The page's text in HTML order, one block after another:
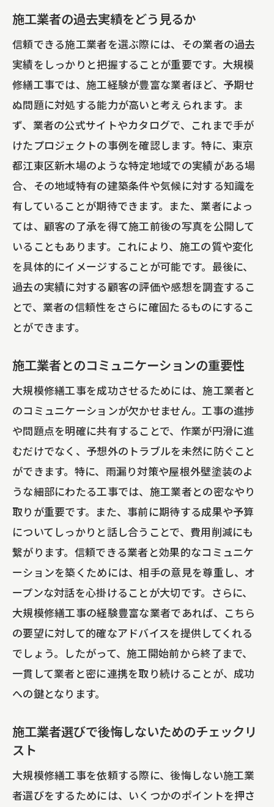
施工業者の過去実績をどう見るか
信頼できる施工業者を選ぶ際には、その業者の過去
実績をしっかりと把握することが重要です。大規模
修繕工事では、施工経験が豊富な業者ほど、予期せ
ぬ問題に対処する能力が高いと考えられます。ま
ず、業者の公式サイトやカタログで、これまで手が
けたプロジェクトの事例を確認します。特に、東京
都江東区新木場のような特定地域での実績がある場
合、その地域特有の建築条件や気候に対する知識を
有していることが期待できます。また、業者によっ
ては、顧客の了承を得て施工前後の写真を公開して
いることもあります。これにより、施工の質や変化
を具体的にイメージすることが可能です。最後に、
過去の実績に対する顧客の評価や感想を調査するこ
とで、業者の信頼性をさらに確固たるものにするこ
とができます。
施工業者とのコミュニケーションの重要性
大規模修繕工事を成功させるためには、施工業者と
のコミュニケーションが欠かせません。工事の進捗
や問題点を明確に共有することで、作業が円滑に進
むだけでなく、予想外のトラブルを未然に防ぐこと
ができます。特に、雨漏り対策や屋根外壁塗装のよ
うな細部にわたる工事では、施工業者との密なやり
取りが重要です。また、事前に期待する成果や予算
についてしっかりと話し合うことで、費用削減にも
繋がります。信頼できる業者と効果的なコミュニケ
ーションを築くためには、相手の意見を尊重し、オ
ープンな対話を心掛けることが大切です。さらに、
大規模修繕工事の経験豊富な業者であれば、こちら
の要望に対して的確なアドバイスを提供してくれる
でしょう。したがって、施工開始前から終了まで、
一貫して業者と密に連携を取り続けることが、成功
への鍵となります。
施工業者選びで後悔しないためのチェックリ
スト
大規模修繕工事を依頼する際に、後悔しない施工業
者選びをするためには、いくつかのポイントを押さ